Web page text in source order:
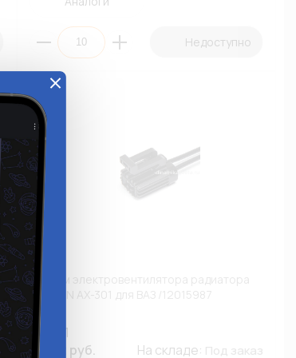
Недоступно
Разъем электровентилятора радиатора
CARGEN AX-301 для ВАЗ /12015987
AX-301
352.12 руб.
На складе: